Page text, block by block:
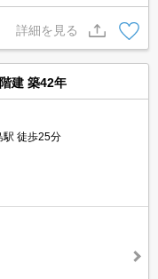
詳細を見る
建 築42年
駅 徒歩25分